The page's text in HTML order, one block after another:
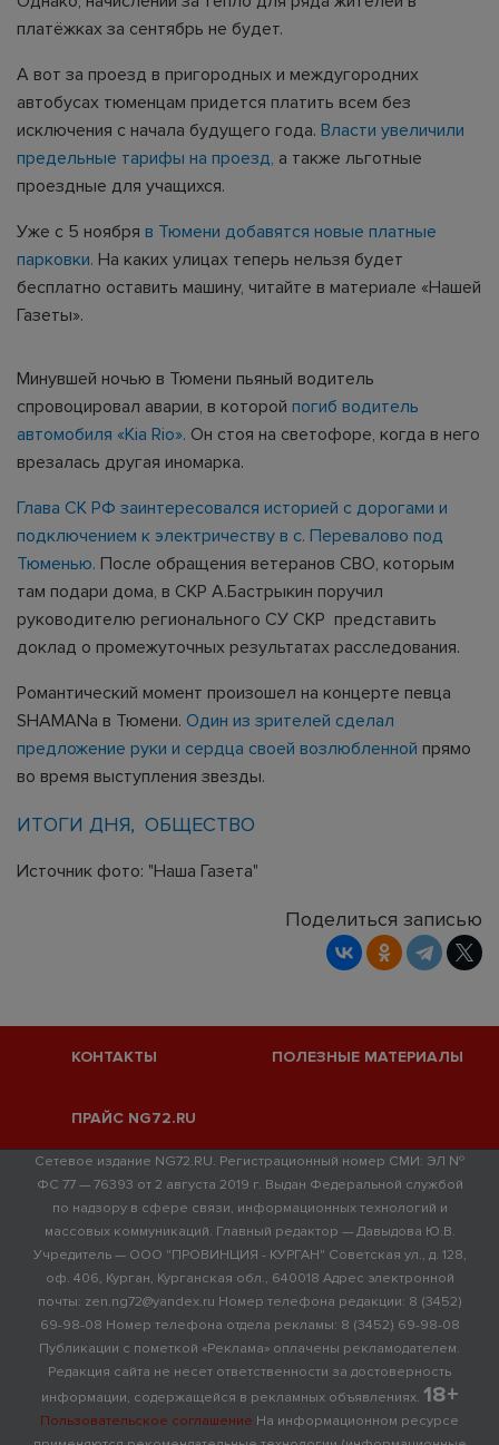
платёжках за сентябрь не будет.
А вот за проезд в пригородных и междугородних
автобусах тюменцам придется платить всем без
исключения с начала будущего года. Власти увеличили
предельные тарифы на проезд, а также льготные
проездные для учащихся.
Уже с 5 ноября в Тюмени добавятся новые платные
парковки. На каких улицах теперь нельзя будет
бесплатно оставить машину, читайте в материале «Нашей
Газеты».
Минувшей ночью в Тюмени пьяный водитель
спровоцировал аварии, в которой погиб водитель
автомобиля «Kia Rio». Он стоя на светофоре, когда в него
врезалась другая иномарка.
Глава СК РФ заинтересовался историей с дорогами и
подключением к электричеству в с. Перевалово под
Тюменью. После обращения ветеранов СВО, которым
там подари дома, в СКР А.Бастрыкин поручил
руководителю регионального СУ СКР представить
доклад о промежуточных результатах расследования.
Романтический момент произошел на концерте певца
SHAMANа в Тюмени. Один из зрителей сделал
предложение руки и сердца своей возлюбленной прямо
во время выступления звезды.
ИТОГИ ДНЯ ОБЩЕСТВО
Источник фото: "Наша Газета"
Поделиться записью
КОНТАКТЫ ПОЛЕЗНЫЕ МАТЕРИАЛЫ
ПРАЙС NG72.RU
Сетевое издание NG72.RU. Регистрационный номер СМИ: ЭЛ №
ФС 77 — 76393 от 2 августа 2019 г. Выдан Федеральной службой
по надзору в сфере связи, информационных технологий и
массовых коммуникаций. Главный редактор — Давыдова Ю.В.
Учредитель — ООО "ПРОВИНЦИЯ - КУРГАН" Советская ул., д. 128,
оф. 406, Курган, Курганская обл., 640018 Адрес электронной
почты: zen.ng72@yandex.ru Номер телефона редакции: 8 (3452)
69-98-08 Номер телефона отдела рекламы: 8 (3452) 69-98-08
Публикации с пометкой «Реклама» оплачены рекламодателем.
Редакция сайта не несет ответственности за достоверность
информации, содержащейся в рекламных объявлениях. 18+
Пользовательское соглашение На информационном ресурсе